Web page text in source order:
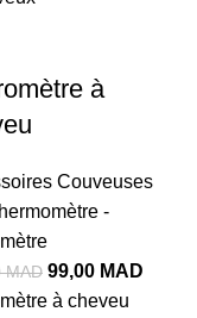
à
Couveuses
-
MAD 99,00 MAD
à cheveu